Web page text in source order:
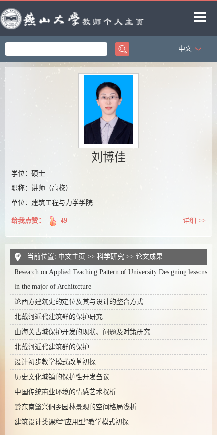
首页
科学研究
中文
刘博佳
学位：硕士
职称：讲师（高校）
单位：建筑工程与力学学院
给我点赞： 49 详细 >>
当前位置: 中文主页 >> 科学研究 >> 论文成果
Research on Applied Teaching Pattern of University Designing lessons
in the major of Architecture
论西方建筑史的定位及其与设计的整合方式
北戴河近代建筑群的保护研究
山海关古城保护开发的现状、问题及对策研究
北戴河近代建筑群的保护
设计初步教学模式改革初探
历史文化城镇的保护性开发刍议
中国传统商业环境的情感艺术探析
黔东南肇兴侗乡园林景观的空间格局浅析
建筑设计类课程“应用型”教学模式初探